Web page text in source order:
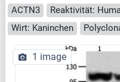
ACTN3 Reaktivität:
Wirt: Kaninchen
1 image